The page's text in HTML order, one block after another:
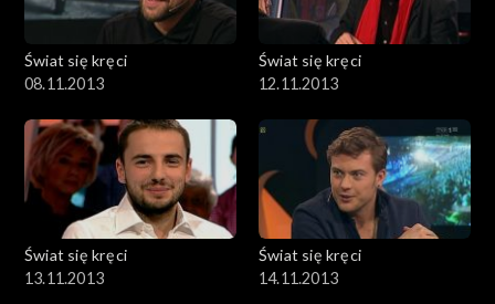
Świat się kręci
08.11.2013
Świat się kręci
12.11.2013
Świat się kręci
13.11.2013
Świat się kręci
14.11.2013